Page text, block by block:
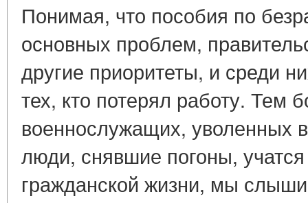
Понимая, что пособия по
основных проблем,
другие приоритеты, и среди
тех, кто потерял работу. Тем
военнослужащих, уволенных
люди, снявшие погоны,
гражданской жизни, мы